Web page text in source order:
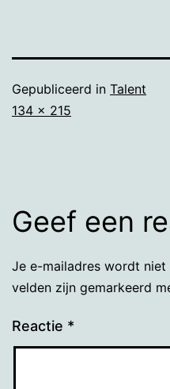
Gepubliceerd in Talent
Volledige
134 × 215
Geef een
Je e-mailadres wordt niet
velden zijn gemarkeerd
Reactie *